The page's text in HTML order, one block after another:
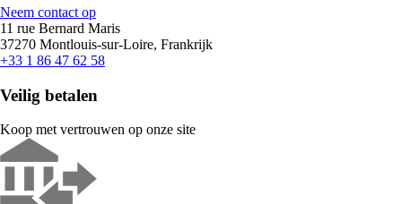
Neem contact op
11 rue Bernard Maris
37270 Montlouis-sur-Loire, Frankrijk
+33 1 86 47 62 58
Veilig betalen
Koop met vertrouwen op onze site